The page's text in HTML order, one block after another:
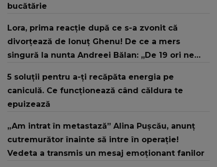
bucătărie
Lora, prima reacție după ce s-a zvonit că
divorțează de Ionuț Ghenu! De ce a mers
singură la nunta Andreei Bălan: „De 19 ori ne
5 soluții pentru a-ți recăpăta energia pe
caniculă. Ce funcționează când căldura te
epuizează
„Am intrat în metastază” Alina Pușcău, anunț
cutremurător înainte să intre în operație!
Vedeta a transmis un mesaj emoționant fanilor